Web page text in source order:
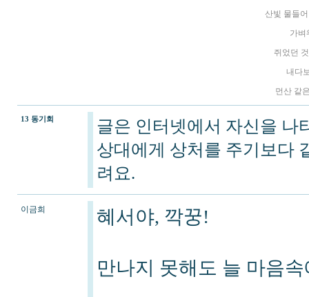
산빛 물들
가벼
쥐었던
내다
먼산 같
13 동기회
글은 인터넷에서 자신을 나
상대에게 상처를 주기보다
려요.
이금희 혜서야, 깍꿍!
만나지 못해도 늘 마음